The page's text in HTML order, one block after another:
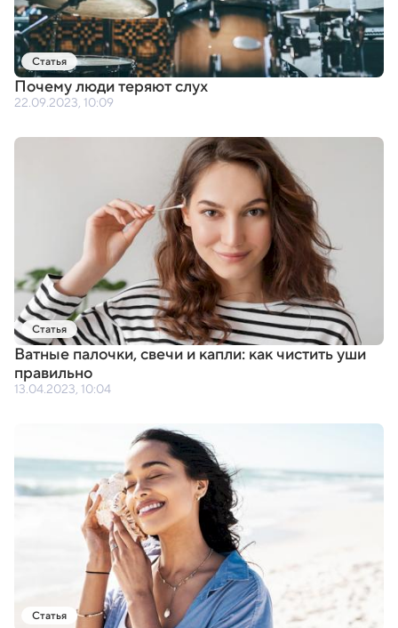
Статья
Почему люди теряют слух
22.09.2023, 10:09
Статья
Ватные палочки,свечи и капли: как чистить уши
правильно
13.04.2023, 10:04
Статья